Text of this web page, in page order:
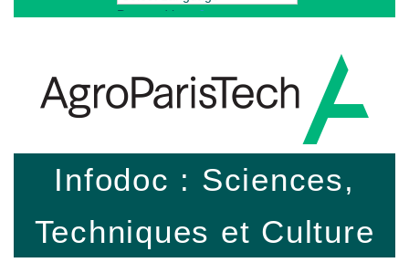
Powered by Translate
Infodoc : Sciences,
Techniques et Culture